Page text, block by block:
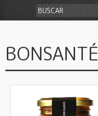
BONSANTÉ